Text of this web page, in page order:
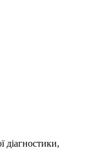
діагностики,